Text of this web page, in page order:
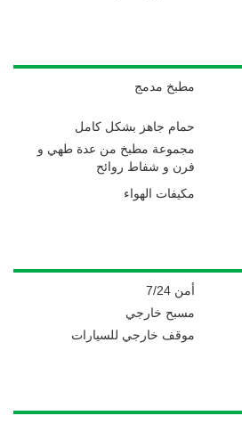
مطبخ مدمج
حمام جاهز بشكل كامل
مجموعة مطبخ من عدة طهي و
فرن و شفاط روائح
مكيفات الهواء
أمن 7/24
مسبح خارجي
موقف خارجي للسيارات